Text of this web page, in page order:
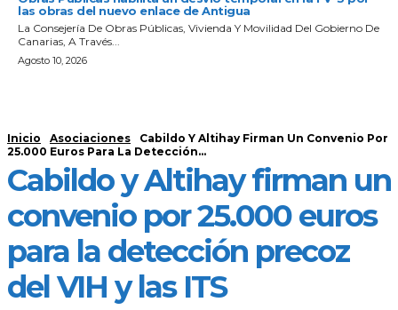
las obras del nuevo enlace de Antigua
La Consejería De Obras Públicas, Vivienda Y Movilidad Del Gobierno De
Canarias, A Través...
Agosto 10, 2026